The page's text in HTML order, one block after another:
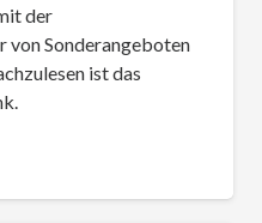
der
Sonderangeboten
ist das